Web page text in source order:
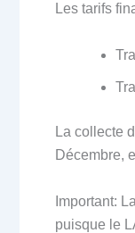
Les tarifs
La collecte
Décembre,
Important:
puisque le